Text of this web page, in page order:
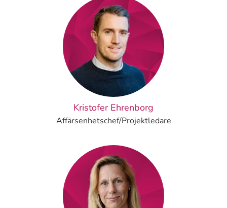
Kristofer Ehrenborg
Affärsenhetschef/Projektledare